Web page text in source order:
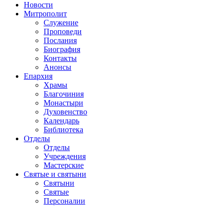
Новости
Митрополит
Служение
Проповеди
Послания
Биография
Контакты
Анонсы
Епархия
Храмы
Благочиния
Монастыри
Духовенство
Календарь
Библиотека
Отделы
Отделы
Учреждения
Мастерские
Святые и святыни
Cвятыни
Cвятые
Персоналии